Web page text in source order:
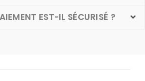
EST-IL SÉCURISÉ ?